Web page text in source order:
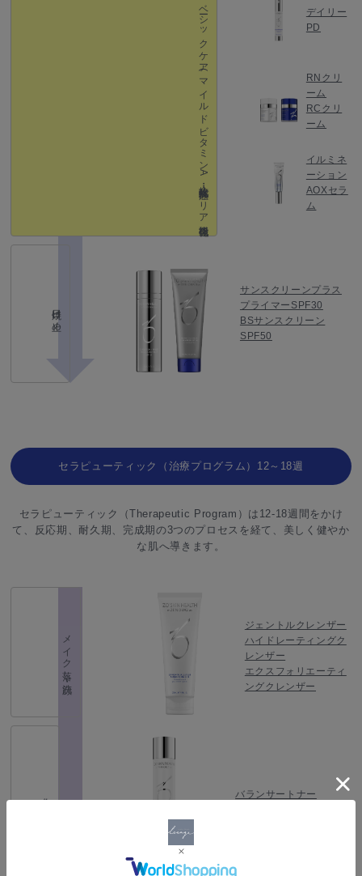
ベーシックケア
(マイルドビタミン A ・抗酸化・抗炎症・バリア機能強化）
デイリー
PD
RNクリ
ーム
RCクリ
ーム
イルミネ
ーション
AOXセラ
ム
日焼け止め
サンスクリーンプラス
プライマーSPF30
BSサンスクリーン
SPF50
セラピューティック（治療プログラム）12～18週
セラピューティック（Therapeutic Program）は12-18週間をかけ
て、反応期、耐久期、完成期の3つのプロセスを経て、美しく健やか
な肌へ導きます。
メイク落し・洗顔
ジェントルクレンザー
ハイドレーティングク
レンザー
エクスフォリエーティ
ングクレンザー
バランサートナー